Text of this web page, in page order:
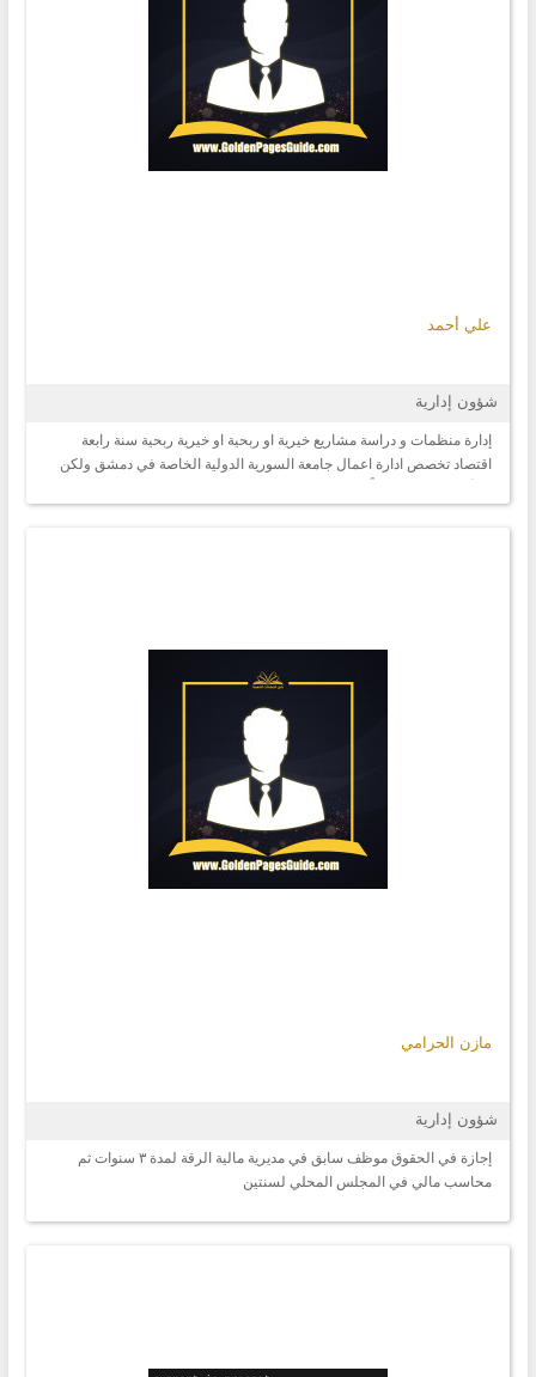
علي أحمد
شؤون إدارية
إدارة منظمات و دراسة مشاريع خيرية او ربحية او خيرية ربحية سنة رابعة
اقتصاد تخصص ادارة اعمال جامعة السورية الدولية الخاصة في دمشق ولكن
مازن الحرامي
شؤون إدارية
إجازة في الحقوق موظف سابق في مديرية مالية الرقة لمدة ٣ سنوات ثم
محاسب مالي في المجلس المحلي لسنتين